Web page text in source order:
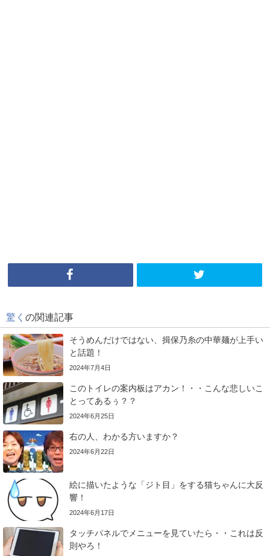
驚く の関連記事
そうめんだけではない、揖保乃糸の中華麺が上手い
と話題！
2024年7月4日
このトイレの案内板はアカン！・・こんな悲しいこ
とってあるぅ？？
2024年6月25日
右の人、わかる方いますか？
2024年6月22日
絵に描いたような「ジト目」をする猫ちゃんに大反
響！
2024年6月17日
タッチパネルでメニューを見ていたら・・これは反
則やろ！